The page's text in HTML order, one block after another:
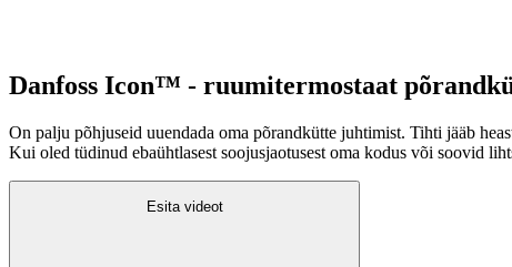
Danfoss Icon™ - ruumitermostaat
On palju põhjuseid uuendada oma põrandkütte juhtimist. Tihti jääb
Kui oled tüdinud ebaühtlasest soojusjaotusest oma kodus või soovid
Esita videot